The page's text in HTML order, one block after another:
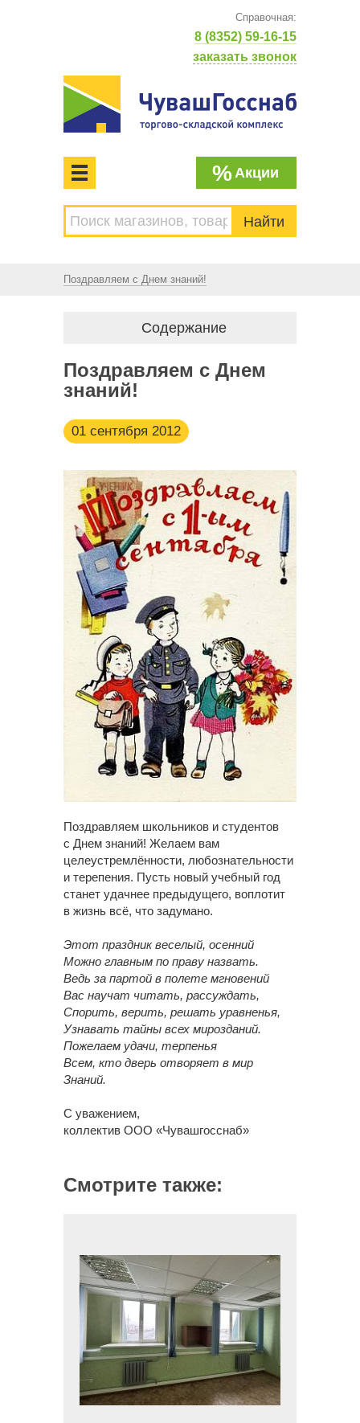
Справочная:
8 (8352) 59-16-15
заказать звонок
МЕНЮ
%Акции
Поздравляем с Днем знаний!
Содержание
Поздравляем с Днем
знаний!
01 сентября 2012
Поздравляем школьников и студентов
с Днем знаний! Желаем вам
целеустремлённости, любознательности
и терепения. Пусть новый учебный год
станет удачнее предыдущего, воплотит
в жизнь всё, что задумано.
Этот праздник веселый, осенний
Можно главным по праву назвать.
Ведь за партой в полете мгновений
Вас научат читать, рассуждать,
Спорить, верить, решать уравненья,
Узнавать тайны всех мирозданий.
Пожелаем удачи, терпенья
Всем, кто дверь отворяет в мир
Знаний.
С уважением,
коллектив ООО «Чувашгосснаб»
Смотрите также: